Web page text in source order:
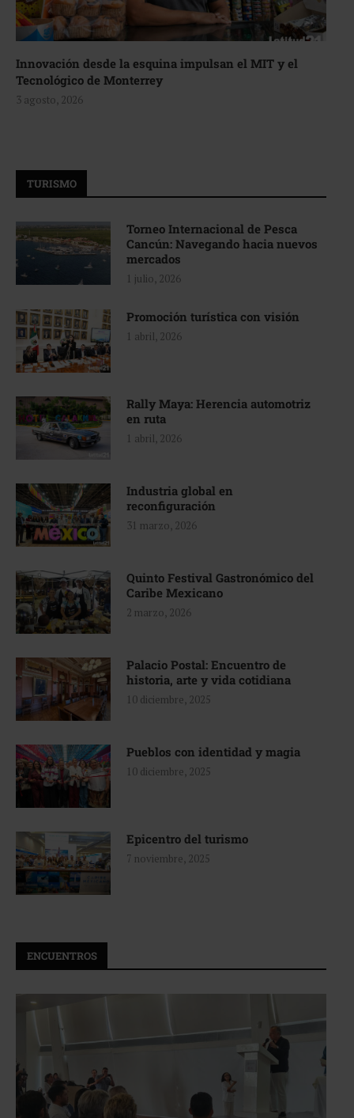
Innovación desde la esquina impulsan el MIT y el
Tecnológico de Monterrey
3 agosto, 2026
TURISMO
Torneo Internacional de Pesca
Cancún: Navegando hacia nuevos
mercados
1 julio, 2026
Promoción turística con visión
1 abril, 2026
Rally Maya: Herencia automotriz
en ruta
1 abril, 2026
Industria global en
reconfiguración
31 marzo, 2026
Quinto Festival Gastronómico del
Caribe Mexicano
2 marzo, 2026
Palacio Postal: Encuentro de
historia, arte y vida cotidiana
10 diciembre, 2025
Pueblos con identidad y magia
10 diciembre, 2025
Epicentro del turismo
7 noviembre, 2025
ENCUENTROS